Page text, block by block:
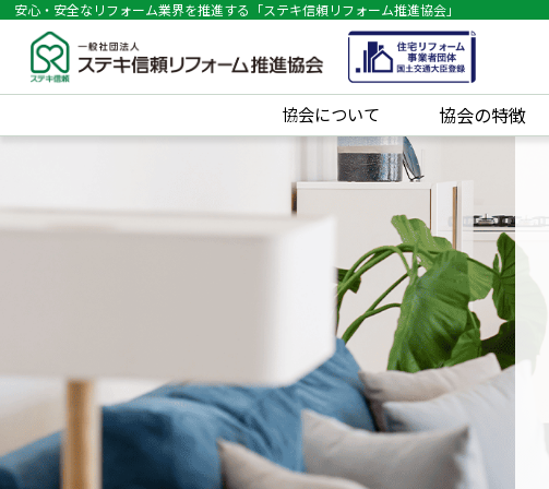
安心・安全なリフォーム業界を推進する「ステキ信頼リフォーム推進協会」
協会について 協会の特徴